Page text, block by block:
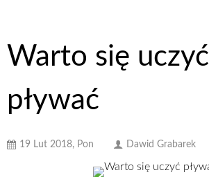
Warto się uczyć
pływać
19 Lut 2018, Pon Dawid Grabarek